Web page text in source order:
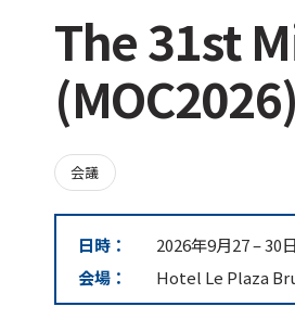
The 31st
(MOC2026)
会議
日時： 2026年9月27–30日
会場：
Hotel Le Plaza